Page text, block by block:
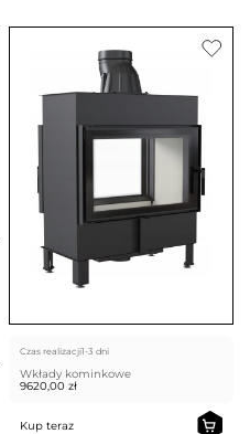
Czas realizacji1-3 dni
Wkłady kominkowe
9620,00 zł
Kup teraz